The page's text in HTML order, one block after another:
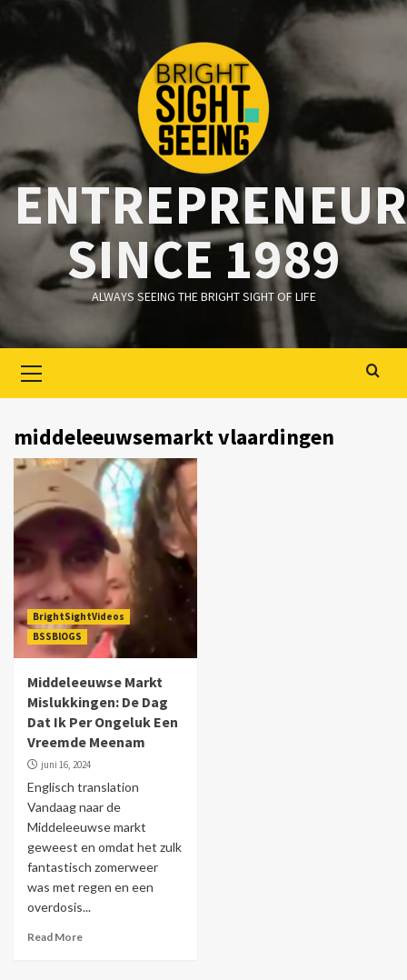
inhoud
SINCE 1989
ALWAYS SEEING THE BRIGHT SIGHT OF LIFE
menu
middeleeuwsemarkt vlaardingen
BrightSightVideos
BSSBlOGS
Middeleeuwse Markt
Mislukkingen: De Dag
Dat Ik Per Ongeluk Een
Vreemde Meenam
juni 16, 2024
Englisch translation
Vandaag naar de
Middeleeuwse markt
geweest en omdat het zulk
fantastisch zomerweer
was met regen en een
overdosis...
Read More